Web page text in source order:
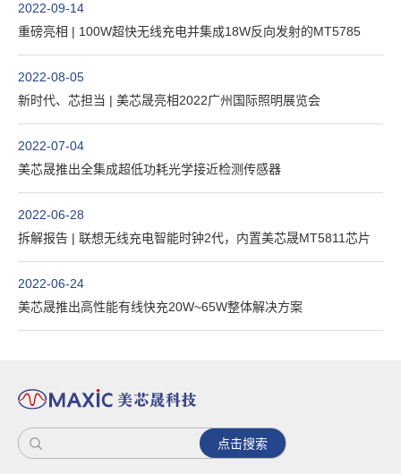
2022-09-14
重磅亮相 | 100W超快无线充电并集成18W反向发射的MT5785
2022-08-05
新时代、芯担当 | 美芯晟亮相2022广州国际照明展览会
2022-07-04
美芯晟推出全集成超低功耗光学接近检测传感器
2022-06-28
拆解报告 | 联想无线充电智能时钟2代，内置美芯晟MT5811芯片
2022-06-24
美芯晟推出高性能有线快充20W~65W整体解决方案
点击搜索